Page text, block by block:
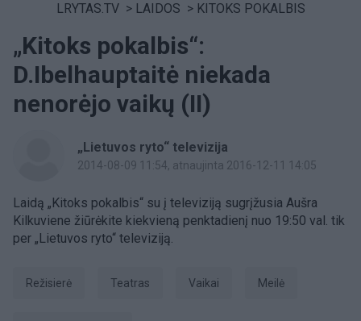
LRYTAS.TV > LAIDOS > KITOKS POKALBIS
„Kitoks pokalbis“:
D.Ibelhauptaitė niekada
nenorėjo vaikų (II)
„Lietuvos ryto“ televizija
2014-08-09 11:54, atnaujinta 2016-12-11 14:05
Laidą „Kitoks pokalbis“ su į televiziją sugrįžusia Aušra
Kilkuviene žiūrėkite kiekvieną penktadienį nuo 19:50 val. tik
per „Lietuvos ryto“ televiziją.
režisierė Teatras Vaikai Meilė